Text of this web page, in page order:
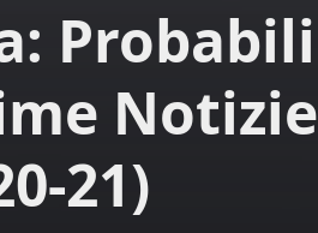
Probabili
Notizie
21)